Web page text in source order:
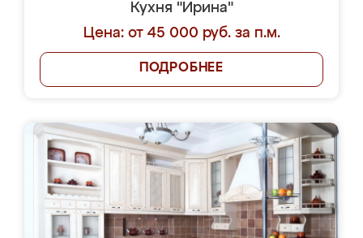
Кухня "Ирина"
Цена: от 45 000 руб. за п.м.
ПОДРОБНЕЕ